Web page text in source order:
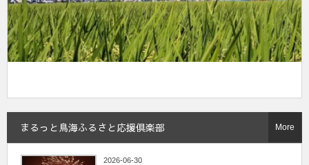
まるっと鳥海ふるさと応援倶楽部
2026-06-30
More